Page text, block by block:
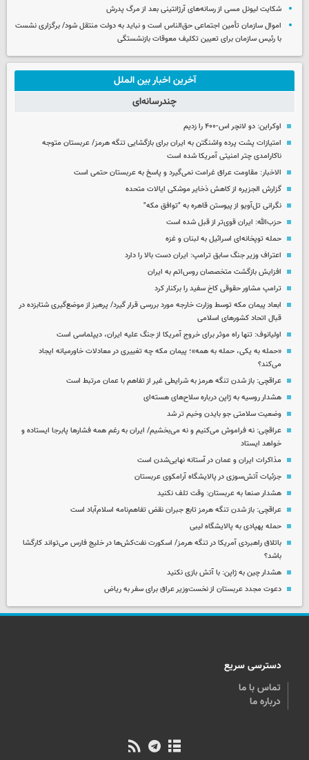
شکایت لیونل مسی از رسانه‌های آرژانتینی بعد از مرگ پدرش
اموال سازمان تأمین اجتماعی حق‌الناس است و نباید به دولت منتقل شود/ برگزاری نشست
با رئیس سازمان برای تعیین تکلیف معوقات بازنشستگی
آخرین اخبار بین الملل
چندرسانه‌ای
اوکراین: دو لانچر اس-۴۰۰ را زدیم
امتیازات پشت پرده واشنگتن به ایران برای بازگشایی تنگه هرمز/ عربستان متوجه
ناکارامدی چتر امنیتی آمریکا شده است
الاخبار: مقاومت عراق غرامت نمی‌گیرد و پاسخ به عربستان حتمی است
گزارش الجزیره از کاهش ذخایر موشکی ایالات متحده
نگرانی تل‌آویو از پیوستن قاهره به "توافق مکه"
حزب‌الله: ایران قوی‌تر از قبل شده است
حمله توپخانه‌ای اسرائیل به لبنان و غزه
اعتراف وزیر جنگ سابق ترامپ: ایران دست بالا را دارد
افزایش بازگشت متخصصان روس‌اتم به ایران
ترامپ مشاور حقوقی کاخ سفید را برکنار کرد
ابعاد پیمان مکه توسط وزارت خارجه مورد بررسی قرار گیرد/ پرهیز از موضع‌گیری شتابزده در
قبال اتحاد کشورهای اسلامی
اولیانوف: تنها راه موثر برای خروج آمریکا از جنگ علیه ایران، دیپلماسی است
«حمله به یکی، حمله به همه»؛ پیمان مکه چه تغییری در معادلات خاورمیانه ایجاد
می‌کند؟
عراقچی: باز شدن تنگه هرمز به شرایطی غیر از تفاهم با عمان مرتبط است
هشدار روسیه به ژاپن درباره سلاح‌های هسته‌ای
وضعیت سلامتی جو بایدن وخیم تر شد
عراقچی: نه فراموش می‌کنیم و نه می‌بخشیم/ ایران به رغم همه فشارها پابرجا ایستاده و
خواهد ایستاد
مذاکرات ایران و عمان در آستانه نهایی‌شدن است
جزئیات آتش‌سوزی در پالایشگاه آرامکوی عربستان
هشدار صنعا به عربستان: وقت تلف نکنید
عراقچی: باز شدن تنگه هرمز تابع جبران نقض تفاهم‌نامه اسلام‌آباد است
حمله پهپادی به پالایشگاه لیبی
باتلاق راهبردی آمریکا در تنگه هرمز/ اسکورت نفت‌کش‌ها در خلیج فارس می‌تواند کارگشا
باشد؟
هشدار چین به ژاپن: با آتش بازی نکنید
دعوت مجدد عربستان از نخست‌وزیر عراق برای سفر به ریاض
دسترسی سریع
تماس با ما
درباره ما